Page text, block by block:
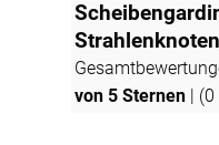
von 5 Sternen
| (0